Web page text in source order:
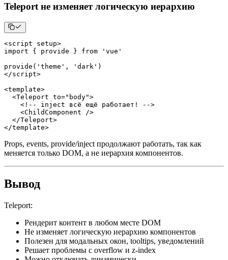
Teleport не изменяет логическую иерархию
<script setup>
import
{ provide } from
'vue'
provide ( 'theme' , 'dark' )
</script>
<template>
<Teleport to="body">
< ! -- inject всё ещё работает ! -->
<ChildComponent />
</Teleport>
</template>
Props, events, provide/inject продолжают работать, так как
меняется только DOM, а не иерархия компонентов.
Вывод
Teleport:
Рендерит контент в любом месте DOM
Не изменяет логическую иерархию компонентов
Полезен для модальных окон, tooltips, уведомлений
Решает проблемы с overflow и z-index